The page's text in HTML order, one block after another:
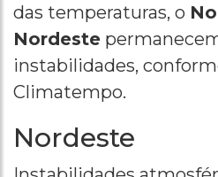
das temperaturas, o
Nordeste
instabilidades,
Climatempo.
Nordeste